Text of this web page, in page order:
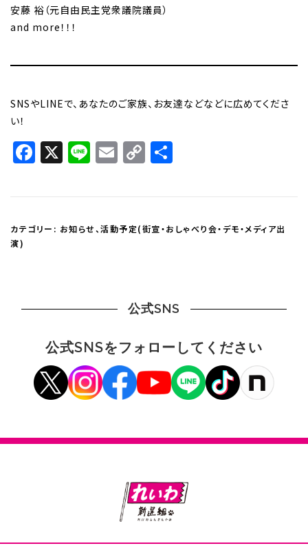
安藤 裕（元自由民主党衆議院議員）
and more！！！
SNSやLINEで、あなたのご家族、お友達などなどに広めてくださ
い！
Facebook
X LineEmail
Copy
Link
カテゴリー: お知らせ、活動予定(街宣・おしゃべり会・デモ・メディア出
演)
公式SNS
公式SNSをフォローしてください